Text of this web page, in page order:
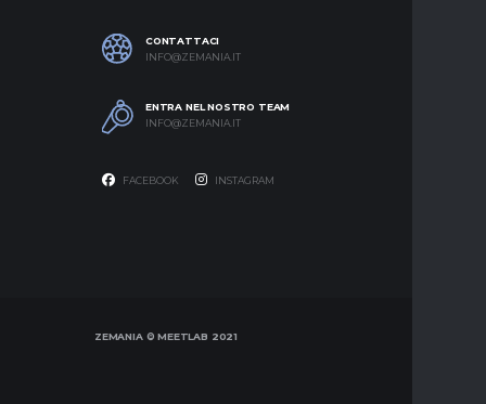
CONTATTACI
INFO@ZEMANIA.IT
ENTRA NEL NOSTRO TEAM
INFO@ZEMANIA.IT
FACEBOOK INSTAGRAM
ZEMANIA © MEETLAB 2021